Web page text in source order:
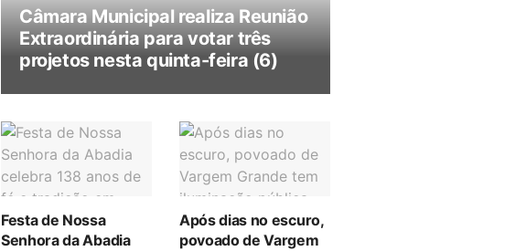
Câmara Municipal realiza Reunião
Extraordinária para votar três
projetos nesta quinta-feira (6)
Festa de Nossa
Senhora da Abadia
Após dias no escuro,
povoado de Vargem